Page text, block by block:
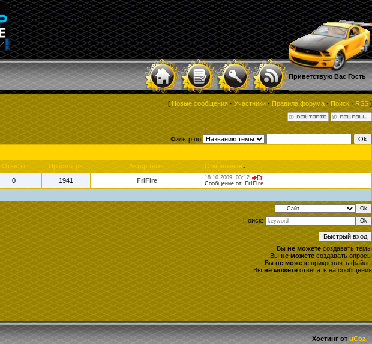
Приветствую Вас Гость
[ Новые сообщения · Участники · Правила форума · Поиск · RSS ]
Фильтр по:
Ответы Просмотры Автор темы Обновления↓
0 1941 FriFire
18.10.2009, 03:12
Сообщение от: FriFire
Поиск:
Вы не можете создавать темы
Вы не можете создавать опросы
Вы не можете прикреплять файлы
Вы не можете отвечать на сообщения
Хостинг отuCoz